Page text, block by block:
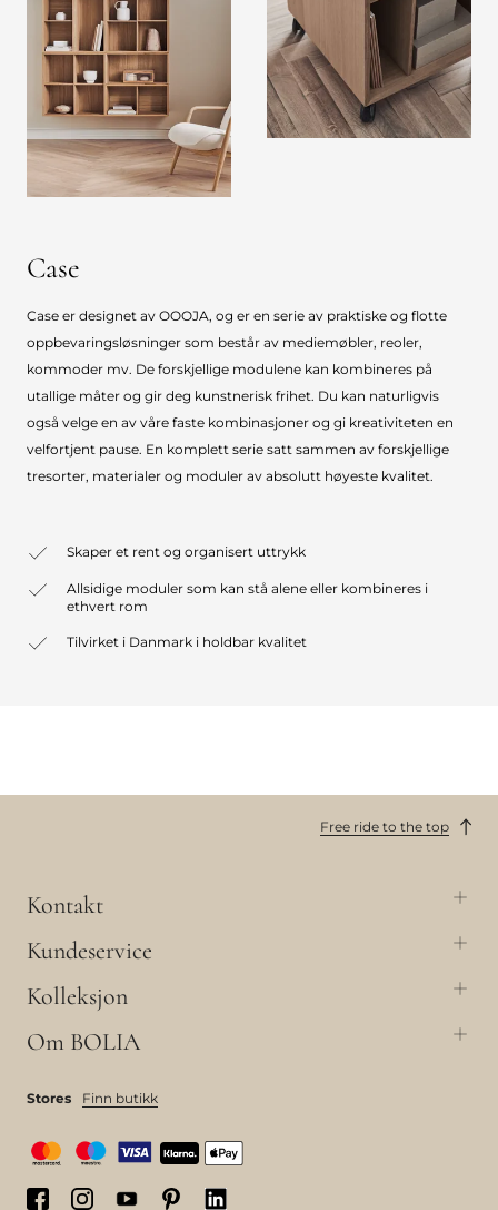
Case
Case er designet av OOOJA, og er en serie av praktiske og flotte
oppbevaringsløsninger som består av mediemøbler, reoler,
kommoder mv. De forskjellige modulene kan kombineres på
utallige måter og gir deg kunstnerisk frihet. Du kan naturligvis
også velge en av våre faste kombinasjoner og gi kreativiteten en
velfortjent pause. En komplett serie satt sammen av forskjellige
tresorter, materialer og moduler av absolutt høyeste kvalitet.
Skaper et rent og organisert uttrykk
Allsidige moduler som kan stå alene eller kombineres i
ethvert rom
Tilvirket i Danmark i holdbar kvalitet
Free ride to the top
Kontakt
Kundeservice
Kolleksjon
Om BOLIA
Stores Finn butikk